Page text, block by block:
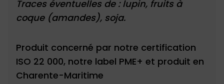
Traces éventuelles de : lupin, fruits à
coque (amandes), soja.
Produit concerné par notre certification
ISO 22 000, notre label PME+ et produit en
Charente-Maritime